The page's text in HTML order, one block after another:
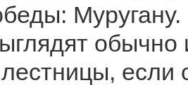
обычно
если